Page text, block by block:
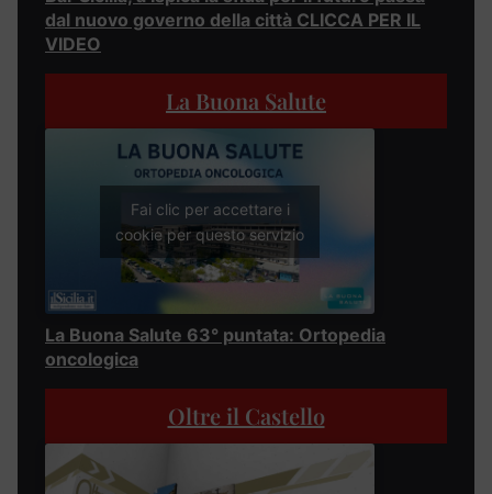
dal nuovo governo della città CLICCA PER IL
VIDEO
La Buona Salute
Fai clic per accettare i
cookie per questo servizio
La Buona Salute 63° puntata: Ortopedia
oncologica
Oltre il Castello